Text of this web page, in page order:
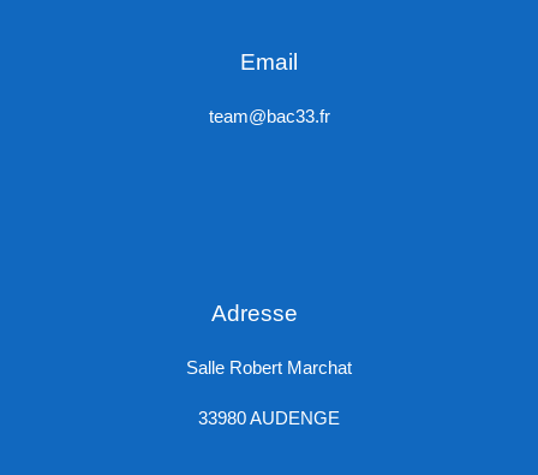
Email
team@bac33.fr
Adresse
Salle Robert Marchat
33980 AUDENGE